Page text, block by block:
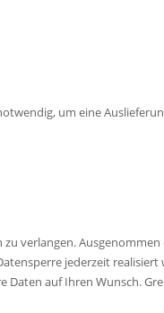
um eine
verlangen.
jederzeit
auf Ihren Wunsch.